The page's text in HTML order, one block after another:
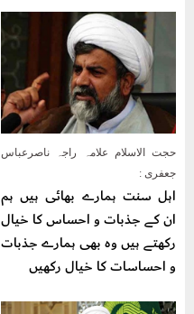
حجت الاسلام علامہ راجہ ناصرعباس
جعفری :
اہل سنت ہمارے بھائی ہیں ہم
ان کے جذبات و احساس کا خیال
رکھتے ہیں وہ بھی ہمارے جذبات
و احساسات کا خیال رکھیں